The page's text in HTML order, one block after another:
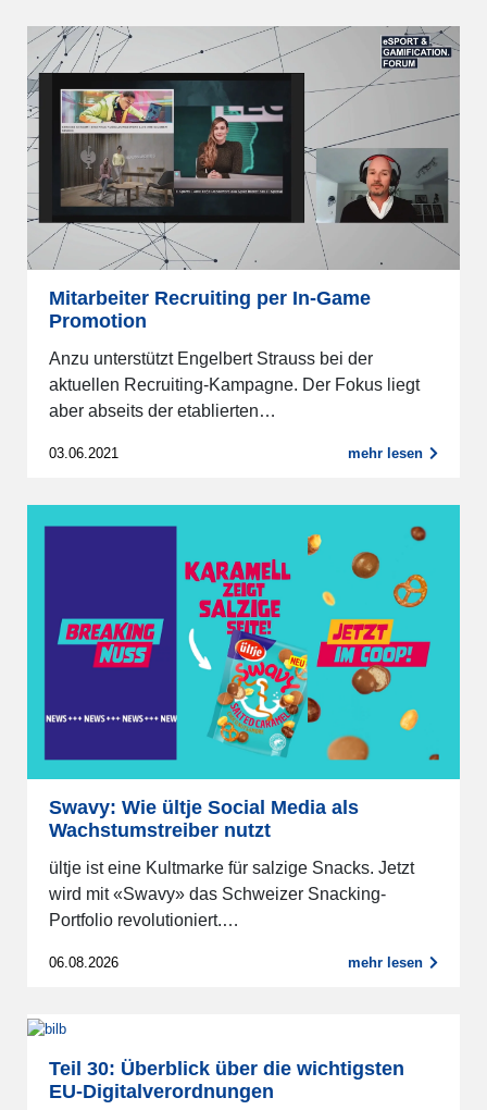
Mitarbeiter Recruiting per In-Game
Promotion
Anzu unterstützt Engelbert Strauss bei der
aktuellen Recruiting-Kampagne. Der Fokus liegt
aber abseits der etablierten…
03.06.2021 mehr lesen
Swavy: Wie ültje Social Media als
Wachstumstreiber nutzt
ültje ist eine Kultmarke für salzige Snacks. Jetzt
wird mit «Swavy» das Schweizer Snacking-
Portfolio revolutioniert.…
06.08.2026 mehr lesen
Teil 30: Überblick über die wichtigsten
EU-Digitalverordnungen